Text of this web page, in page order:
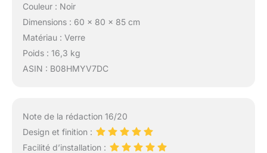
Couleur : Noir
Dimensions : 60 x 80 x 85 cm
Matériau : Verre
Poids : 16,3 kg
ASIN : B08HMYV7DC
Note de la rédaction 16/20
Design et finition :
Facilité d’installation :